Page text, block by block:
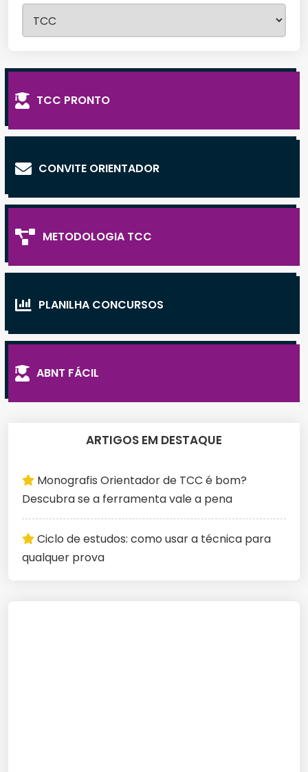
TCC PRONTO
CONVITE ORIENTADOR
METODOLOGIA TCC
PLANILHA CONCURSOS
ABNT FÁCIL
ARTIGOS EM DESTAQUE
Monografis Orientador de TCC é bom?
Descubra se a ferramenta vale a pena
Ciclo de estudos: como usar a técnica para
qualquer prova